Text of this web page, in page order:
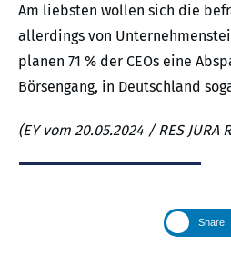
Am liebsten wollen sich die
allerdings von
planen 71 % der CEOs eine
Börsengang, in Deutschland
(EY vom 20.05.2024 / RES
Share